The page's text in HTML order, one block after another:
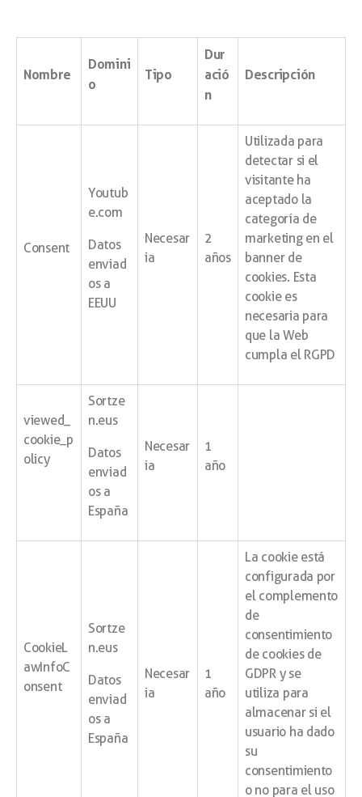
Nombre
Domini
o
Tipo
Dur
ació
n
Descripción
Consent
Youtub
e.com
Datos
enviad
os a
EEUU
Necesar
ia
2
años
Utilizada para
detectar si el
visitante ha
aceptado la
categoría de
marketing en el
banner de
cookies. Esta
cookie es
necesaria para
que la Web
cumpla el RGPD
viewed_
cookie_p
olicy
Sortze
n.eus
Datos
enviad
os a
España
Necesar
ia
1
año
CookieL
awInfoC
onsent
Sortze
n.eus
Datos
enviad
os a
España
Necesar
ia
1
año
La cookie está
configurada por
el complemento
de
consentimiento
de cookies de
GDPR y se
utiliza para
almacenar si el
usuario ha dado
su
consentimiento
o no para el uso